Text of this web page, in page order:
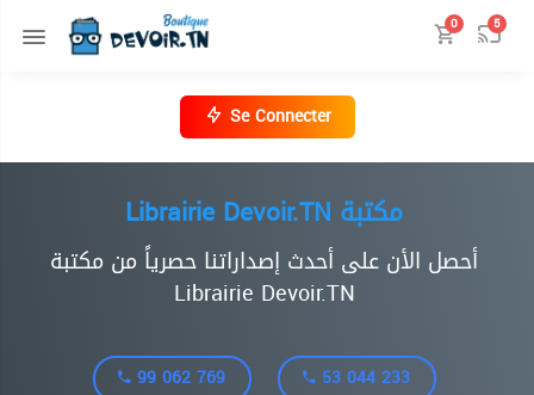
0 5
Se Connecter
Librairie Devoir.TN مكتبة
أحصل الأن على أحدث إصداراتنا حصرياً من مكتبة
Librairie Devoir.TN
99 062 769
53 044 233